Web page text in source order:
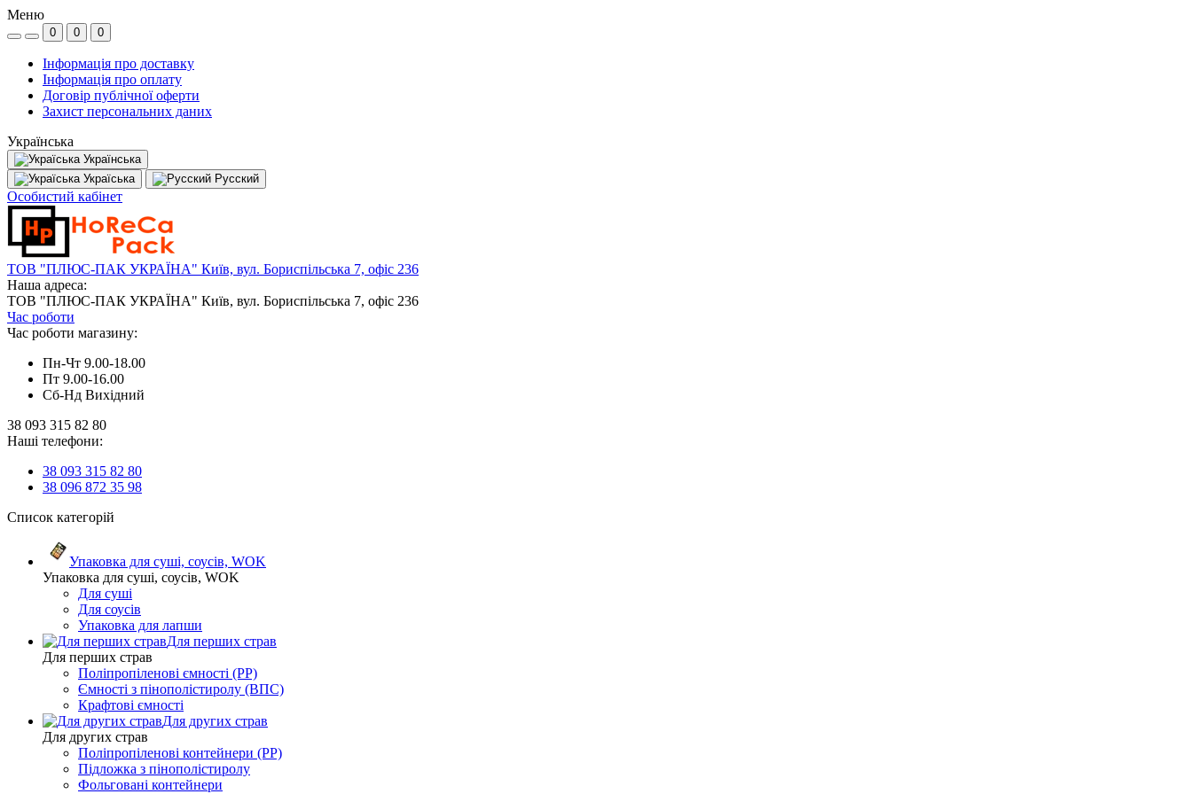
Меню
0 0 0
Інформація про доставку
Інформація про оплату
Договір публічної оферти
Захист персональних даних
Українська
Українська
Україська
Русский
Особистий кабінет
ТОВ "ПЛЮС-ПАК УКРАЇНА" Київ, вул. Бориспільська 7, офіс 236
Наша адреса:
ТОВ "ПЛЮС-ПАК УКРАЇНА" Київ, вул. Бориспільська 7, офіс 236
Час роботи
Час роботи магазину:
Пн-Чт 9.00-18.00
Пт 9.00-16.00
Сб-Нд Вихідний
38 093 315 82 80
Наші телефони:
38 093 315 82 80
38 096 872 35 98
Список категорій
Упаковка для суші, соусів, WOK
Упаковка для суші, соусів, WOK
Для суші
Для соусів
Упаковка для лапши
Для перших страв
Для перших страв
Поліпропіленові ємності (PP)
Ємності з пінополістиролу (ВПС)
Крафтові ємності
Для других страв
Для других страв
Поліпропіленові контейнери (PP)
Підложка з пінополістиролу
Фольговані контейнери